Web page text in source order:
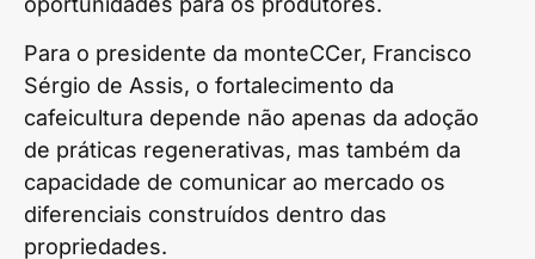
Para o presidente da monteCCer, Francisco
Sérgio de Assis, o fortalecimento da
cafeicultura depende não apenas da adoção
de práticas regenerativas, mas também da
capacidade de comunicar ao mercado os
diferenciais construídos dentro das
propriedades.